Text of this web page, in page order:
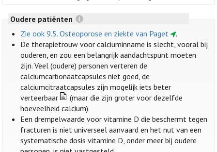
Oudere patiënten
Zie ook 9.5. Osteoporose en ziekte van Paget
.
De therapietrouw voor calciuminname is slecht, vooral bij
ouderen, en zou een belangrijk aandachtspunt moeten
zijn. Veel (oudere) personen verteren de
calciumcarbonaatcapsules niet goed, de
calciumcitraatcapsules zijn mogelijk iets beter
verteerbaar
(maar die zijn groter voor dezelfde
hoeveelheid calcium).
Een drempelwaarde voor vitamine D die beschermt tegen
fracturen is niet universeel aanvaard en het nut van een
systematische dosis vitamine D, onder meer bij oudere